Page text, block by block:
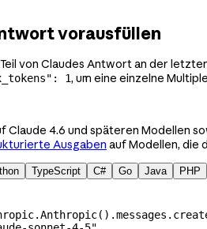
vorausfüllen
von Claudes Antwort an der
1, um eine einzelne
Claude 4.6 und späteren Modellen
Ausgaben auf Modellen, die
TypeScript C# Go Java PHP